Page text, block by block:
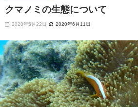
クマノミの生態について
2020年5月22日 2020年6月11日